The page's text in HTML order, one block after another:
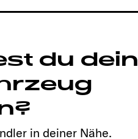
du dein
in deiner Nähe.